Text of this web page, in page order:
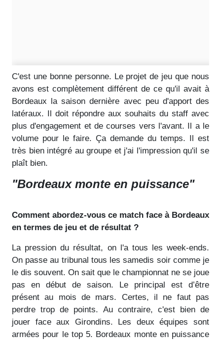
C'est une bonne personne. Le projet de jeu que nous
avons est complètement différent de ce qu'il avait à
Bordeaux la saison dernière avec peu d'apport des
latéraux. Il doit répondre aux souhaits du staff avec
plus d'engagement et de courses vers l'avant. Il a le
volume pour le faire. Ça demande du temps. Il est
très bien intégré au groupe et j'ai l'impression qu'il se
plaît bien.
"Bordeaux monte en puissance"
Comment abordez-vous ce match face à Bordeaux
en termes de jeu et de résultat ?
La pression du résultat, on l'a tous les week-ends.
On passe au tribunal tous les samedis soir comme je
le dis souvent. On sait que le championnat ne se joue
pas en début de saison. Le principal est d’être
présent au mois de mars. Certes, il ne faut pas
perdre trop de points. Au contraire, c'est bien de
jouer face aux Girondins. Les deux équipes sont
armées pour le top 5. Bordeaux monte en puissance